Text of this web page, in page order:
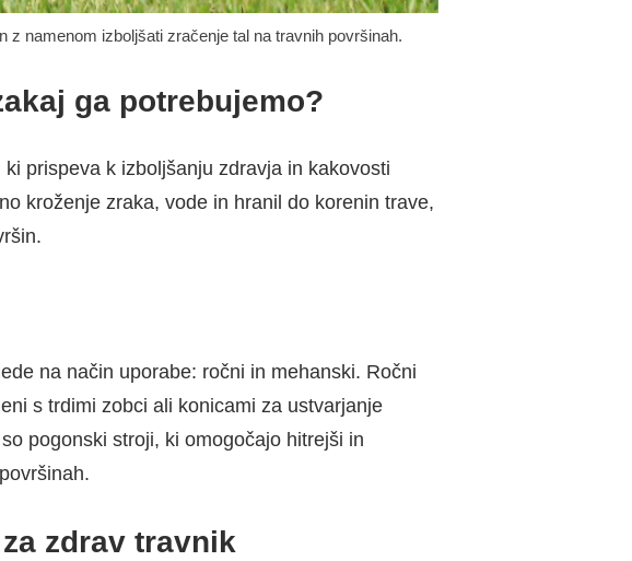
namenom izboljšati zračenje tal na travnih površinah.
ga potrebujemo?
ki prispeva k izboljšanju zdravja in kakovosti
kroženje zraka, vode in hranil do korenin trave,
na način uporabe: ročni in mehanski. Ročni
s trdimi zobci ali konicami za ustvarjanje
pogonski stroji, ki omogočajo hitrejši in
zdrav travnik